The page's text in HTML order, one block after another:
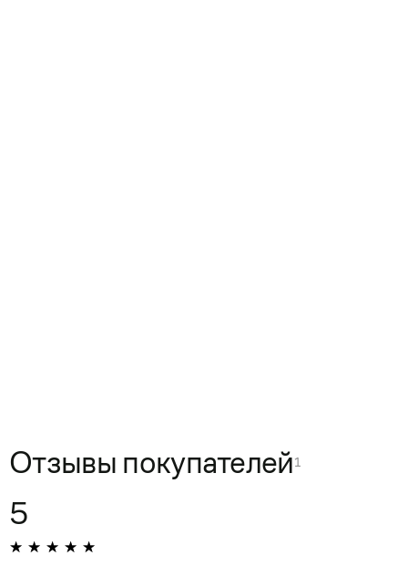
Отзывы покупателей1
5